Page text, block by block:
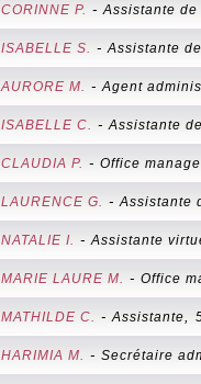
CORINNE P. -Assistante
ISABELLE S. -Assistante
AURORE M. -Agent
ISABELLE C. -Assistante
CLAUDIA P. - Office
LAURENCE G. -Assistante
NATALIE I. -Assistante
MARIE LAURE M. - Office
MATHILDE C. -Assistante,
HARIMIA M. - Secrétaire